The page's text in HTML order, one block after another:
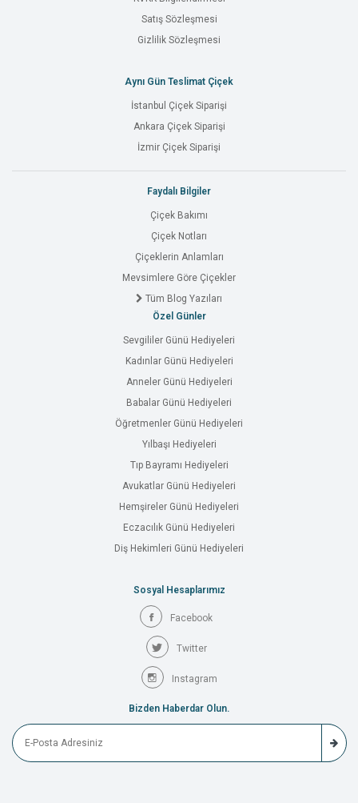
Satış Sözleşmesi
Gizlilik Sözleşmesi
Aynı Gün Teslimat Çiçek
İstanbul Çiçek Siparişi
Ankara Çiçek Siparişi
İzmir Çiçek Siparişi
Faydalı Bilgiler
Çiçek Bakımı
Çiçek Notları
Çiçeklerin Anlamları
Mevsimlere Göre Çiçekler
Tüm Blog Yazıları
Özel Günler
Sevgililer Günü Hediyeleri
Kadınlar Günü Hediyeleri
Anneler Günü Hediyeleri
Babalar Günü Hediyeleri
Öğretmenler Günü Hediyeleri
Yılbaşı Hediyeleri
Tıp Bayramı Hediyeleri
Avukatlar Günü Hediyeleri
Hemşireler Günü Hediyeleri
Eczacılık Günü Hediyeleri
Diş Hekimleri Günü Hediyeleri
Sosyal Hesaplarımız
Facebook
Twitter
Instagram
Bizden Haberdar Olun.